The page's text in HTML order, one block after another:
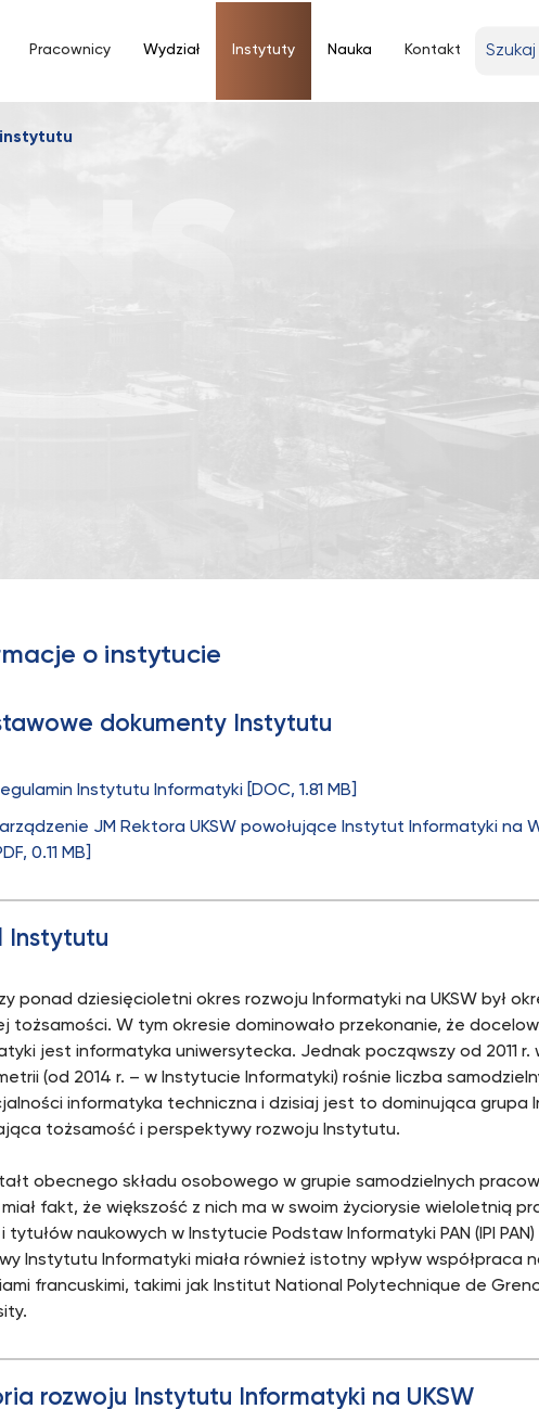
Pracownicy Wydział Instytuty Nauka Kontakt
o instytucie
dokumenty Instytutu
Instytutu Informatyki [DOC, 1.81 MB]
JM Rektora UKSW powołujące Instytut Informatyki na
0.11 MB]
Instytutu
ponad dziesięcioletni okres rozwoju Informatyki na UKSW był
tożsamości. W tym okresie dominowało przekonanie, że
jest informatyka uniwersytecka. Jednak począwszy od 2011 r.
(od 2014 r. – w Instytucie Informatyki) rośnie liczba
informatyka techniczna i dzisiaj jest to dominująca grupa
tożsamość i perspektywy rozwoju Instytutu.
obecnego składu osobowego w grupie samodzielnych
miał fakt, że większość z nich ma w swoim życiorysie wieloletnią
tytułów naukowych w Instytucie Podstaw Informatyki PAN (IPI PAN)
Instytutu Informatyki miała również istotny wpływ współpraca
francuskimi, takimi jak Institut National Polytechnique de
rozwoju Instytutu Informatyki na UKSW